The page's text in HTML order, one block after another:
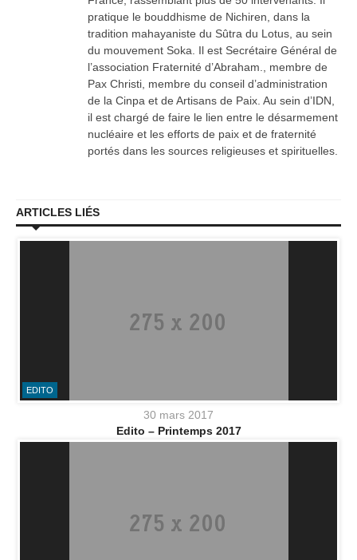
pratique le bouddhisme de Nichiren, dans la
tradition mahayaniste du Sûtra du Lotus, au sein
du mouvement Soka. Il est Secrétaire Général de
l’association Fraternité d’Abraham., membre de
Pax Christi, membre du conseil d’administration
de la Cinpa et de Artisans de Paix. Au sein d’IDN,
il est chargé de faire le lien entre le désarmement
nucléaire et les efforts de paix et de fraternité
portés dans les sources religieuses et spirituelles.
ARTICLES LIÉS
EDITO
30 mars 2017
Edito – Printemps 2017